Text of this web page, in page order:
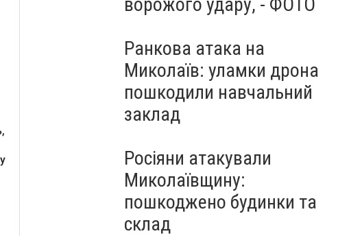
Ранкова атака на
Миколаїв: уламки дрона
пошкодили навчальний
заклад
Росіяни атакували
Миколаївщину:
пошкоджено будинки та
склад